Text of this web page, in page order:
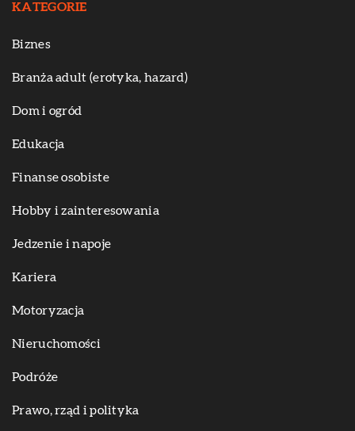
KATEGORIE
Biznes
Branża adult (erotyka, hazard)
Dom i ogród
Edukacja
Finanse osobiste
Hobby i zainteresowania
Jedzenie i napoje
Kariera
Motoryzacja
Nieruchomości
Podróże
Prawo, rząd i polityka